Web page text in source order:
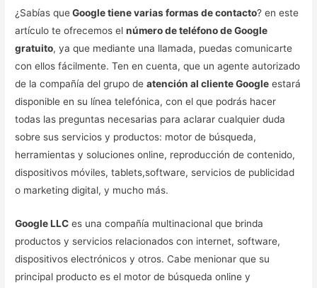
¿Sabías queGoogle tiene varias formas de contacto? en este
artículo te ofrecemos elnúmero de teléfono de Google
gratuito, ya que mediante una llamada, puedas comunicarte
con ellos fácilmente. Ten en cuenta, que un agente autorizado
de la compañía del grupo deatención al cliente Google estará
disponible en su línea telefónica, con el que podrás hacer
todas las preguntas necesarias para aclarar cualquier duda
sobre sus servicios y productos: motor de búsqueda,
herramientas y soluciones online, reproducción de contenido,
dispositivos móviles, tablets,software, servicios de publicidad
o marketing digital, y mucho más.
Google LLC es una compañía multinacional que brinda
productos y servicios relacionados con internet, software,
dispositivos electrónicos y otros. Cabe menionar que su
principal producto es el motor de búsqueda online y